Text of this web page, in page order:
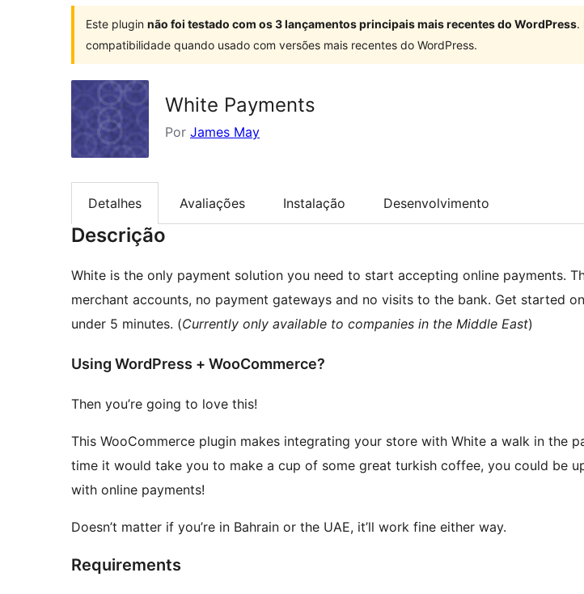
Este plugin não foi testado com os 3 lançamentos principais mais recentes do WordPress.
compatibilidade quando usado com versões mais recentes do WordPress.
White Payments
Por James May
Detalhes Avaliações Instalação Desenvolvimento
Descrição
White is the only payment solution you need to start accepting online payments.
merchant accounts, no payment gateways and no visits to the bank. Get started
under 5 minutes. (Currently only available to companies in the Middle East)
Using WordPress + WooCommerce?
Then you’re going to love this!
This WooCommerce plugin makes integrating your store with White a walk in the
time it would take you to make a cup of some great turkish coffee, you could be
with online payments!
Doesn’t matter if you’re in Bahrain or the UAE, it’ll work fine either way.
Requirements